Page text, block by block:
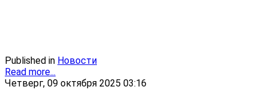
Published in Новости
Read more...
Четверг, 09 октября 2025 03:16